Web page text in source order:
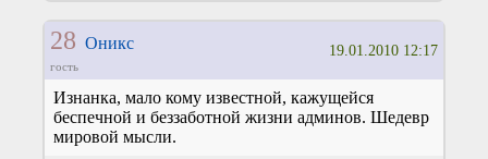
28 Оникс
гость
19.01.2010 12:17
Изнанка, мало кому известной, кажущейся
беспечной и беззаботной жизни админов. Шедевр
мировой мысли.